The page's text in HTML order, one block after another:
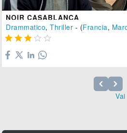
NOIR CASABLANCA
Drammatico,Thriller - (Francia,
    